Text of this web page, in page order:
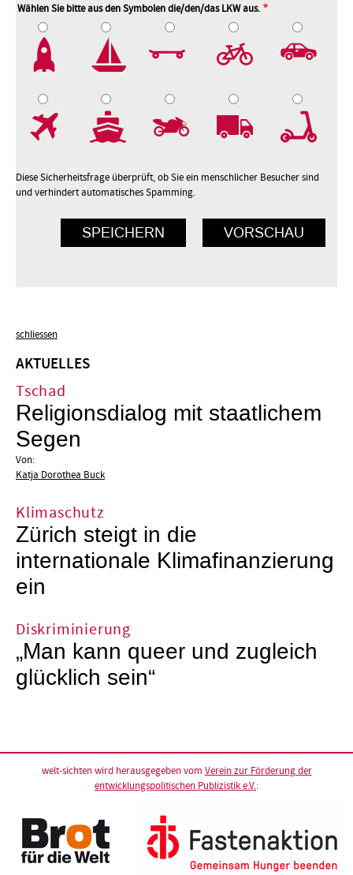
Wählen Sie bitte aus den Symbolen die/den/das LKW aus.
Diese Sicherheitsfrage überprüft, ob Sie ein menschlicher Besucher sind
und verhindert automatisches Spamming.
schliessen
AKTUELLES
Tschad
Religionsdialog mit staatlichem
Segen
Von:
Katja Dorothea Buck
Klimaschutz
Zürich steigt in die
internationale Klimafinanzierung
ein
Diskriminierung
„Man kann queer und zugleich
glücklich sein“
welt-sichten wird herausgegeben vom Verein zur Förderung der
entwicklungspolitischen Publizistik e.V.: